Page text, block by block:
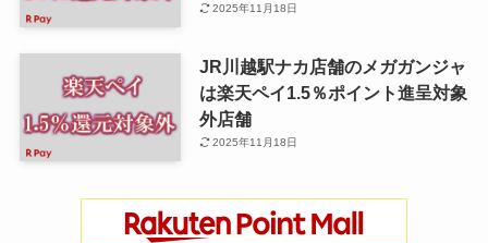
2025年11月18日
JR川越駅ナカ店舗のメガガンジャ
は楽天ペイ1.5％ポイント進呈対象
外店舗
2025年11月18日